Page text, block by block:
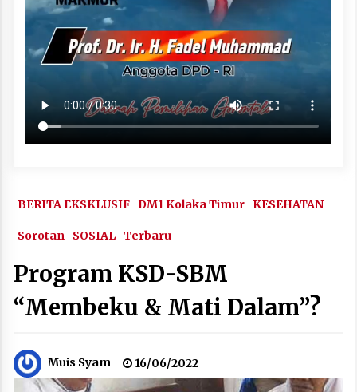
BERITA EKSKLUSIF DM1 Kolaka Timur KESEHATAN
Sorotan SOSIAL Terbaru
Program KSD-SBM
“Membeku & Mati Dalam”?
Muis Syam 16/06/2022